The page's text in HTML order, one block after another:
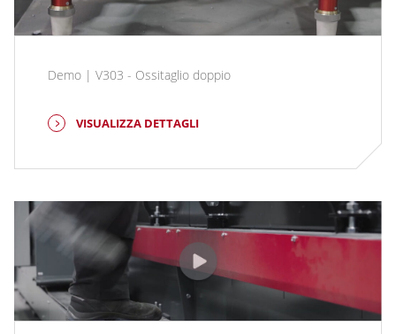
Demo | V303 - Ossitaglio doppio
VISUALIZZA DETTAGLI